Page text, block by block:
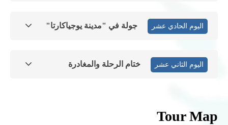
اليوم الحادي عشر جولة في "مدينة يوجياكارتا"
اليوم الثاني عشر ختام الرحلة والمغادرة
Tour Map